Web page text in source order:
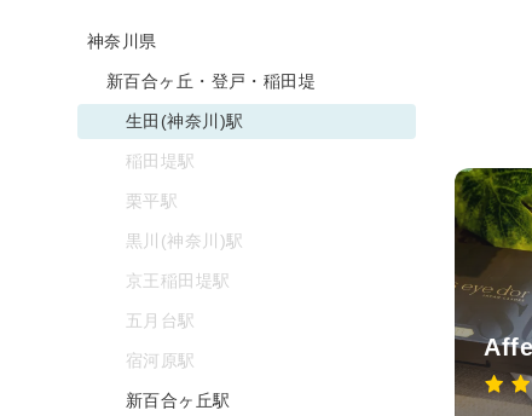
神奈川県
新百合ヶ丘・登戸・稲田堤
生田(神奈川)駅
稲田堤駅
栗平駅
黒川(神奈川)駅
京王稲田堤駅
五月台駅
宿河原駅
新百合ヶ丘駅